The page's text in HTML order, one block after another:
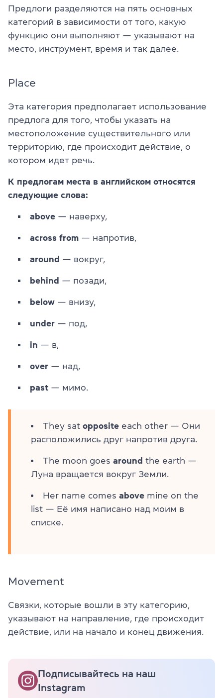
Предлоги разделяются на пять основных
категорий в зависимости от того, какую
функцию они выполняют — указывают на
место, инструмент, время и так далее.
Place
Эта категория предполагает использование
предлога для того, чтобы указать на
местоположение существительного или
территорию, где происходит действие, о
котором идет речь.
К предлогам места в английском относятся
следующие слова:
above — наверху,
across from — напротив,
around — вокруг,
behind — позади,
below — внизу,
under — под,
in — в,
over — над,
past — мимо.
They sat opposite each other — Они
расположились друг напротив друга.
The moon goes around the earth —
Луна вращается вокруг Земли.
Her name comes above mine on the
list — Её имя написано над моим в
списке.
Movement
Связки, которые вошли в эту категорию,
указывают на направление, где происходит
действие, или на начало и конец движения.
Подписывайтесь на наш
Instagram